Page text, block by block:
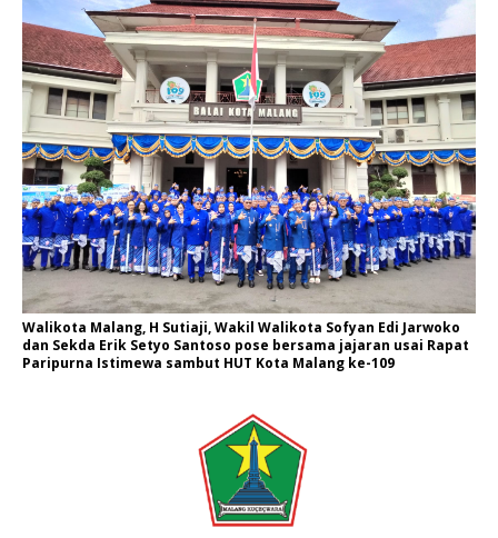
Walikota Malang, H Sutiaji, Wakil Walikota Sofyan Edi Jarwoko
dan Sekda Erik Setyo Santoso pose bersama jajaran usai Rapat
Paripurna Istimewa sambut HUT Kota Malang ke-109